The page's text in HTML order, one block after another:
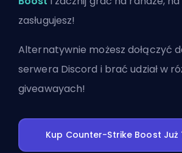
zasługujesz!
Alternatywnie możeszdołączyć
serwera Discord i brać udział w
giveawayach!
Kup Counter-Strike Boost Już